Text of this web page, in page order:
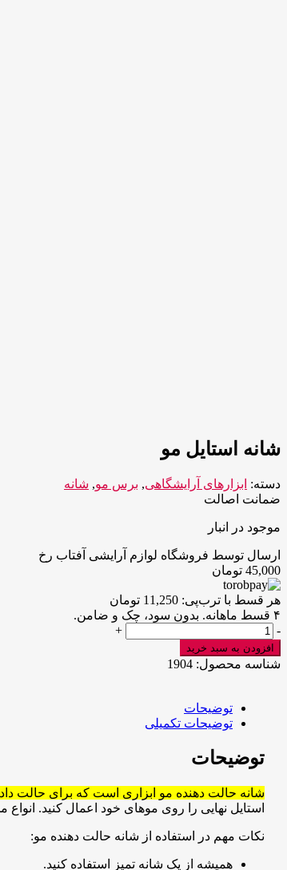
شانه استایل مو
دسته: ابزارهای آرایشگاهی, برس مو, شانه
ضمانت اصالت
موجود در انبار
ارسال توسط فروشگاه لوازم آرایشی آفتاب رخ
45,000 تومان
هر قسط با ترب‌پی: 11,250 تومان
۴ قسط ماهانه. بدون سود، چک و ضامن.
شانه
استایل
مو
-
+
افزودن به سبد خرید
شناسه محصول: 1904
توضیحات
توضیحات تکمیلی
توضیحات
شانه حالت دهنده مو ابزاری است که برای حالت
استایل نهایی را روی موهای خود اعمال کنید.
نکات مهم در استفاده از شانه حالت دهنده مو:
همیشه از یک شانه تمیز استفاده کنید.